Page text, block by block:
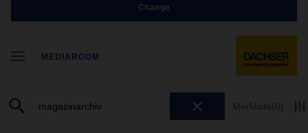
Change
MEDIAROOM
Merkliste(0)